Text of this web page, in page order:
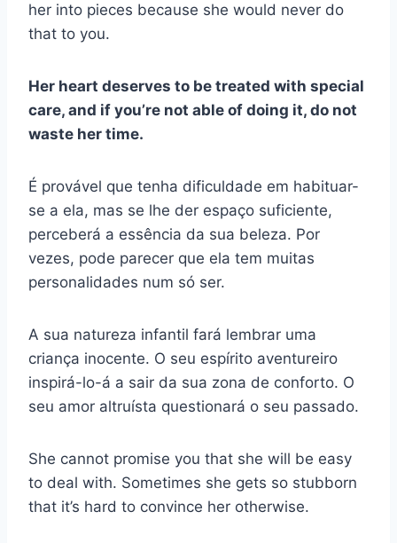
her into pieces because she would never do
that to you.
Her heart deserves to be treated with special
care, and if you’re not able of doing it, do not
waste her time.
É provável que tenha dificuldade em habituar-
se a ela, mas se lhe der espaço suficiente,
perceberá a essência da sua beleza. Por
vezes, pode parecer que ela tem muitas
personalidades num só ser.
A sua natureza infantil fará lembrar uma
criança inocente. O seu espírito aventureiro
inspirá-lo-á a sair da sua zona de conforto. O
seu amor altruísta questionará o seu passado.
She cannot promise you that she will be easy
to deal with. Sometimes she gets so stubborn
that it’s hard to convince her otherwise.